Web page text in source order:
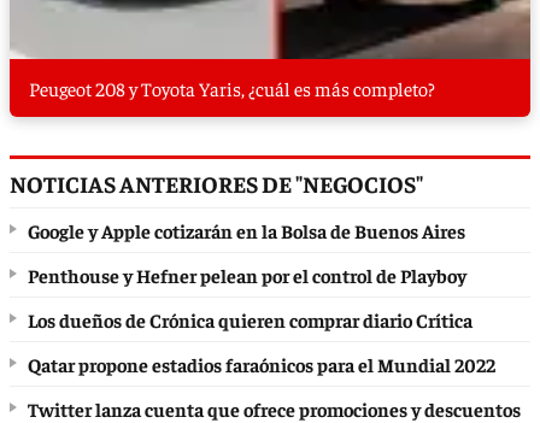
Peugeot 208 y Toyota Yaris, ¿cuál es más completo?
NOTICIAS ANTERIORES DE "NEGOCIOS"
Google y Apple cotizarán en la Bolsa de Buenos Aires
Penthouse y Hefner pelean por el control de Playboy
Los dueños de Crónica quieren comprar diario Crítica
Qatar propone estadios faraónicos para el Mundial 2022
Twitter lanza cuenta que ofrece promociones y descuentos